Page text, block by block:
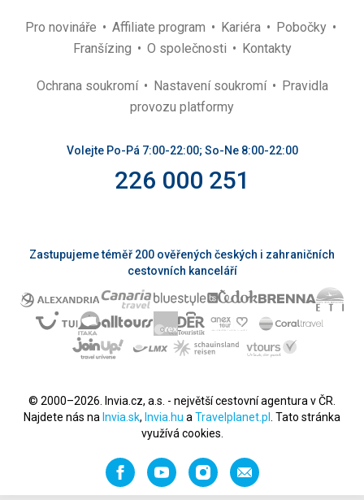
Pro novináře Affiliate program Kariéra
Pobočky
Franšízing
O společnosti Kontakty
Ochrana soukromí Nastavení soukromí
Pravidla
provozu platformy
Volejte Po-Pá 7:00-22:00; So-Ne 8:00-22:00
226 000 251
Zastupujeme téměř 200 ověřených českých i zahraničních
cestovních kanceláří
© 2000–2026. Invia.cz, a.s. - největší cestovní agentura v ČR.
Najdete nás na Invia.sk, Invia.hu a Travelplanet.pl
. Tato stránka
využívá cookies.
FacebookYouTubeInstagramNapište
nám